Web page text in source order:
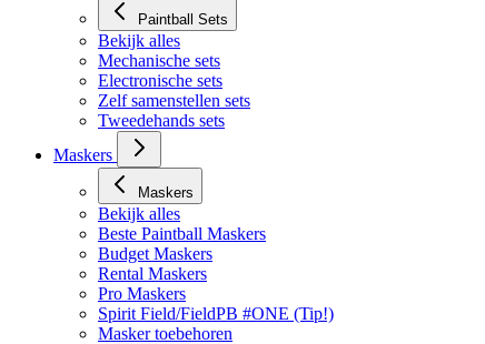
Paintball Sets
Bekijk alles
Mechanische sets
Electronische sets
Zelf samenstellen sets
Tweedehands sets
Maskers
Maskers
Bekijk alles
Beste Paintball Maskers
Budget Maskers
Rental Maskers
Pro Maskers
Spirit Field/FieldPB #ONE (Tip!)
Masker toebehoren